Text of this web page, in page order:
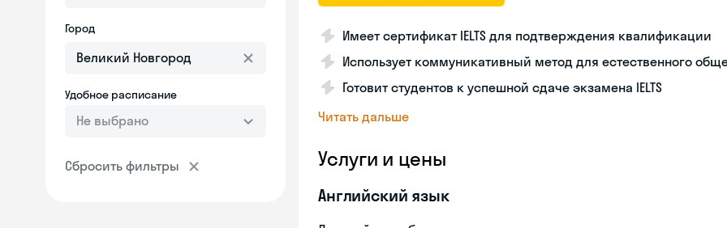
Город
Удобное расписание
Не выбрано
Сбросить фильтры
Имеет сертификат IELTS для подтверждения квалификации
Использует коммуникативный метод для естественного
Готовит студентов к успешной сдаче экзамена IELTS
Читать дальше
Услуги и цены
Английский язык